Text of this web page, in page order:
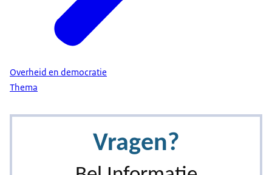
Overheid en democratie
Thema